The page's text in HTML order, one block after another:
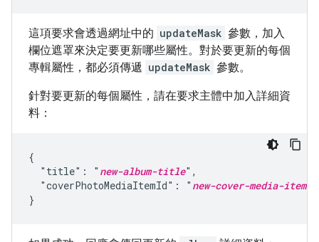
這項要求會透過網址中的 updateMask 參數，加入
欄位遮罩來決定要更新哪些屬性。對於要更新的每個
專輯屬性，都必須傳遞 updateMask 參數。
針對要更新的每個屬性，請在要求主體中加入詳細資
料：
{
  "title": "
new-album-title",
  "coverPhotoMediaItemId": "
new-cover-media-item-
}